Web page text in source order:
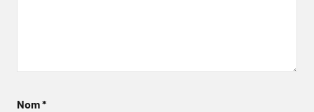
Nom*